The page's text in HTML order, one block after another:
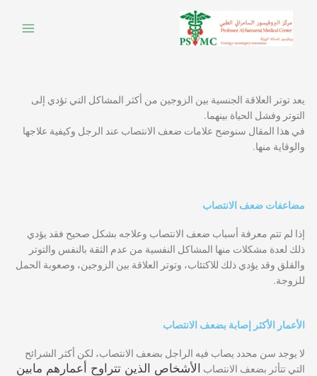
المحتوى
يعد توتر العلاقة الجنسية بين الزوجين من أكثر المشاكل التي تؤدي إلى
التوتر وفشل الحياة بينهما.
في هذا المقال سنوضح علامات ضعف الانتصاب عند الرجل وكيفية علاجها
والوقاية منها.
مضاعفات ضعف الانتصاب
إذا لم تتم معرفة أسباب ضعف الانتصاب وعلاجه بشكل صحيح فقد يؤدي
ذلك لعدة مشكلات منها المشاكل النفسية من عدم الثقة بالنفس والتوتر
والقلق وقد يؤدي ذلك للاكتئاب، وتوتر العلاقة بين الزوجين، وصعوبة الحمل
للزوجة.
الأعمار الأكثر إصابة بضعف الانتصاب
لا يوجد سن محدد يصاب فيه الراجل بضعف الانتصاب، لكن أكثر الشرائح
التي تتأثر بضعف الانتصاب
الأشخاص الذين تتراوح أعمارهم مابين